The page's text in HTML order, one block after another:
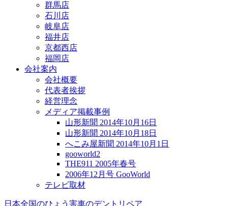
群馬店
石川店
岐阜店
福井店
京都西店
福岡店
会社案内
会社概要
代表者挨拶
経営理念
メディア掲載事例
山形新聞 2014年10月16日
山形新聞 2014年10月18日
へこみ屋新聞 2014年10月1日
gooworld2
THE911 2005年春号
2006年12月号 GooWorld
テレビ取材
日本全国のひょう害車のデントリペア